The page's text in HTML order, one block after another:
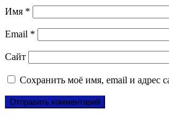
Имя *
Email *
Сайт
Сохранить моё имя, email и адрес